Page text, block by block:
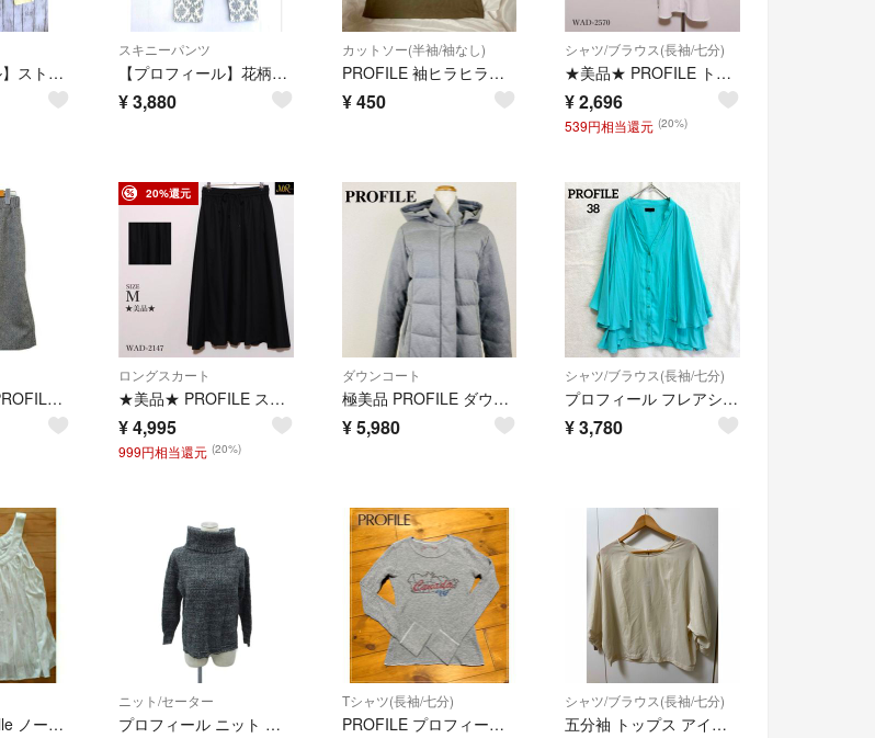
【プロフィール】ストレッチストレートカジュアルカラーパンツ日本製Sレモンイエロー
スキニーパンツ
【プロフィール】花柄ダマスク柄ストレッチスキニーカジュアルパンツ 白グレーS
¥3,880
カットソー(半袖/袖なし)
PROFILE 袖ヒラヒラカットソー
¥450
シャツ/ブラウス(長袖/七分)
★美品★ PROFILE トップス 長袖シャツ 長袖 無地 ゆったりシルエット
¥2,696
539円相当還元 (20%)
プロフィール PROFILE タイトスカート 膝丈 千鳥格子 36 ブラック 黒
20%還元
ロングスカート
★美品★ PROFILE スカート ロング丈 フレア 無地 ウエストゴム 美脚
¥4,995
999円相当還元 (20%)
ダウンコート
極美品 PROFILE ダウンコート グレー 38 0139-A
¥5,980
シャツ/ブラウス(長袖/七分)
プロフィール フレアシフォンブラウス スキッパーシャツ 体型カバー 青緑M
¥3,780
profil de medaille ノースリーブトップス
ニット/セーター
プロフィール ニット セーター 38 ダークグレー タートルネック 長袖
Tシャツ(長袖/七分)
PROFILE プロフィール ワッフル ロンT ラインストーン リメイクにも
シャツ/ブラウス(長袖/七分)
五分袖 トップス アイボリー バックジップ